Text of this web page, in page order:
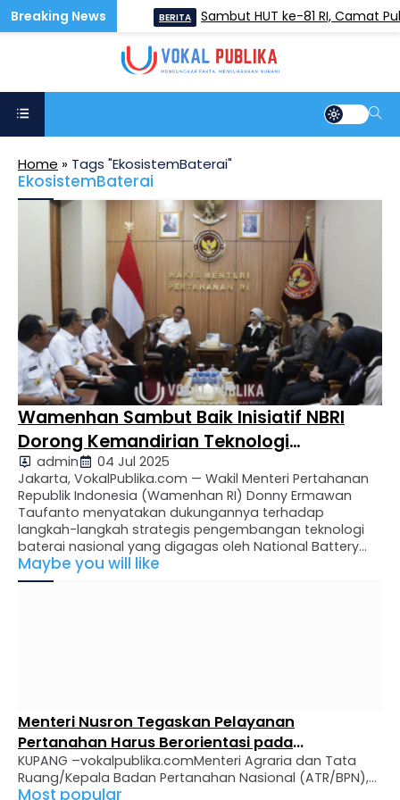
BERITA Sambut HUT ke-81 RI, Camat
Home » Tags "EkosistemBaterai"
EkosistemBaterai
Wamenhan Sambut Baik Inisiatif NBRI
Dorong Kemandirian Teknologi
Pertahanan Lewat Industri Baterai
admin
04 Jul 2025
Jakarta, VokalPublika.com — Wakil Menteri Pertahanan
Republik Indonesia (Wamenhan RI) Donny Ermawan
Taufanto menyatakan dukungannya terhadap
langkah-langkah strategis pengembangan teknologi
baterai nasional yang digagas oleh National Battery
Research Institute (NBRI). Hal ini disampaikan usai
menerima audiensi pendiri NBRI, Prof. Dr. rer. nat. Evvy
Maybe you will like
Menteri Nusron Tegaskan Pelayanan
Pertanahan Harus Berorientasi pada
Masyarakat
KUPANG –vokalpublika.comMenteri Agraria dan Tata
Ruang/Kepala Badan Pertanahan Nasional (ATR/BPN),
Nusron Wahid, menegaskan bahwa masyarakat harus
Most popular